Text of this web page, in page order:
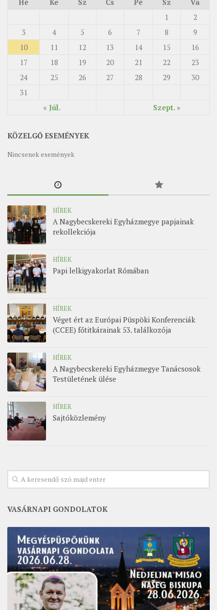
« Júl. Szept. »
1
2
3
4 5 6 7 8
9
10
11 12 13 14 15
16
17
18 19 20 21 22
23
24
25 26 27 28 29
30
31
KÖZELGŐ ESEMÉNYEK
Nincsenek események
HÍREK
A Nagybecskereki Egyházmegye papjainak
rekollekciója
HÍREK
Papi lelkigyakorlat Rómában
HÍREK
Véget ért az Európai Püspöki Konferenciák
(CCEE) főtitkárainak 53. találkozója
HÍREK
A Nagybecskereki Egyházmegye Tanácsosok
Testületének ülése
HÍREK
Sajtóközlemény
VASÁRNAPI GONDOLATOK